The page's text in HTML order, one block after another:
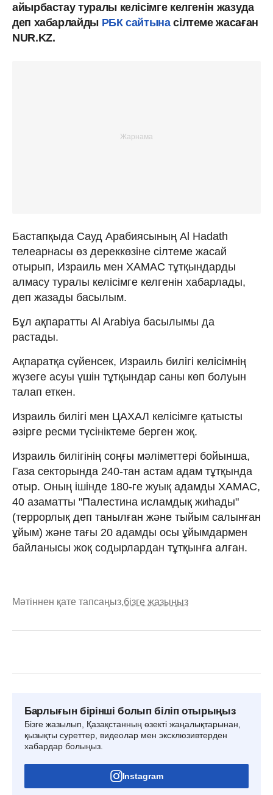
айырбастау туралы келісімге келгенін жазуда
деп хабарлайды РБК сайтынасілтеме жасаған
NUR.KZ.
Бастапқыда Сауд Арабиясының Al Hadath
телеарнасы өз дереккөзіне сілтеме жасай
отырып, Израиль мен ХАМАС тұтқындарды
алмасу туралы келісімге келгенін хабарлады,
деп жазады басылым.
Бұл ақпаратты Al Arabiya басылымы да
растады.
Ақпаратқа сүйенсек, Израиль билігі келісімнің
жүзеге асуы үшін тұтқындар саны көп болуын
талап еткен.
Израиль билігі мен ЦАХАЛ келісімге қатысты
әзірге ресми түсініктеме берген жоқ.
Израиль билігінің соңғы мәліметтері бойынша,
Газа секторында 240-тан астам адам тұтқында
отыр. Оның ішінде 180-ге жуық адамды ХАМАС,
40 азаматты "Палестина исламдық жиһады"
(террорлық деп танылған және тыйым салынған
ұйым) және тағы 20 адамды осы ұйымдармен
байланысы жоқ содырлардан тұтқынға алған.
Мәтіннен қате тапсаңыз,бізге жазыңыз
Барлығын бірінші болып біліп отырыңыз
Бізге жазылып, Қазақстанның өзекті жаңалықтарынан,
қызықты суреттер, видеолар мен эксклюзивтерден
хабардар болыңыз.
Instagram